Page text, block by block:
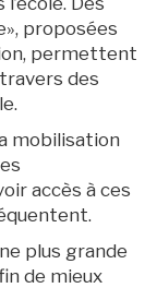
proposées
permettent
des
mobilisation
accès à ces
plus grande
de mieux